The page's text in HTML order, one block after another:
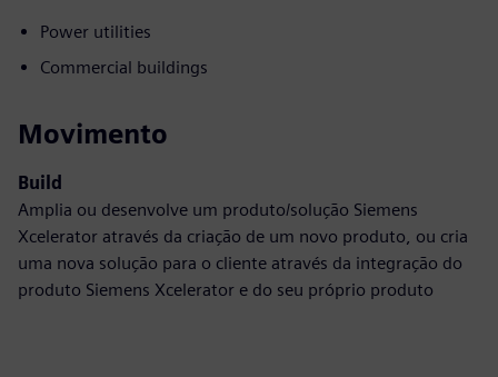
Power utilities
Commercial buildings
Movimento
Build
Amplia ou desenvolve um produto/solução Siemens
Xcelerator através da criação de um novo produto, ou cria
uma nova solução para o cliente através da integração do
produto Siemens Xcelerator e do seu próprio produto